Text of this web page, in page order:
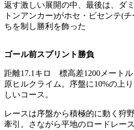
返す激しい展開の中、最後は、ダ
トンアンカー)がホセ・ビセンテ(
ちを制し勝利を飾った
ゴール前スプリント勝負
距離17.1キロ 標高差1200メート
原ヒルクライム。序盤に10%の上
しいコース。
レースは序盤から積極的に動く狩
牽引。さながら平地のロードレー